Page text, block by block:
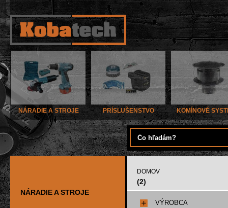
NÁRADIE A STROJE PRÍSLUŠENSTVO KOMÍNOVÉ
NÁRADIE A STROJE
DOMOV
(2)
VÝROBCA